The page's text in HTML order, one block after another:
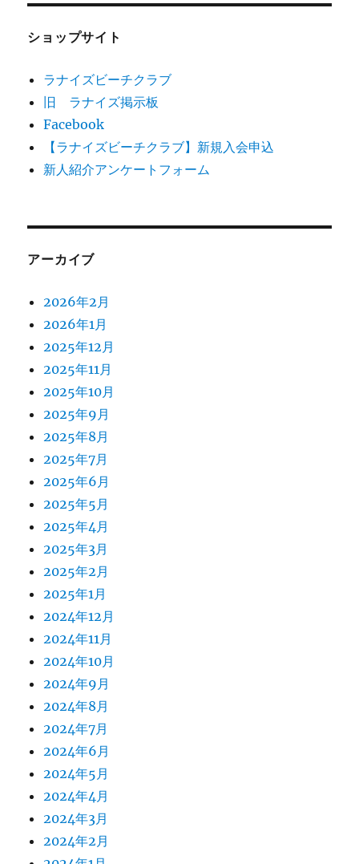
ショップサイト
ラナイズビーチクラブ
旧 ラナイズ掲示板
Facebook
【ラナイズビーチクラブ】新規入会申込
新人紹介アンケートフォーム
アーカイブ
2026年2月
2026年1月
2025年12月
2025年11月
2025年10月
2025年9月
2025年8月
2025年7月
2025年6月
2025年5月
2025年4月
2025年3月
2025年2月
2025年1月
2024年12月
2024年11月
2024年10月
2024年9月
2024年8月
2024年7月
2024年6月
2024年5月
2024年4月
2024年3月
2024年2月